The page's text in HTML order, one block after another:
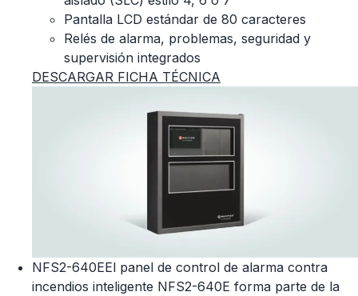
Pantalla LCD estándar de 80 caracteres
Relés de alarma, problemas, seguridad y
supervisión integrados
DESCARGAR FICHA TÉCNICA
NFS2-640EEl panel de control de alarma contra
incendios inteligente NFS2-640E forma parte de la